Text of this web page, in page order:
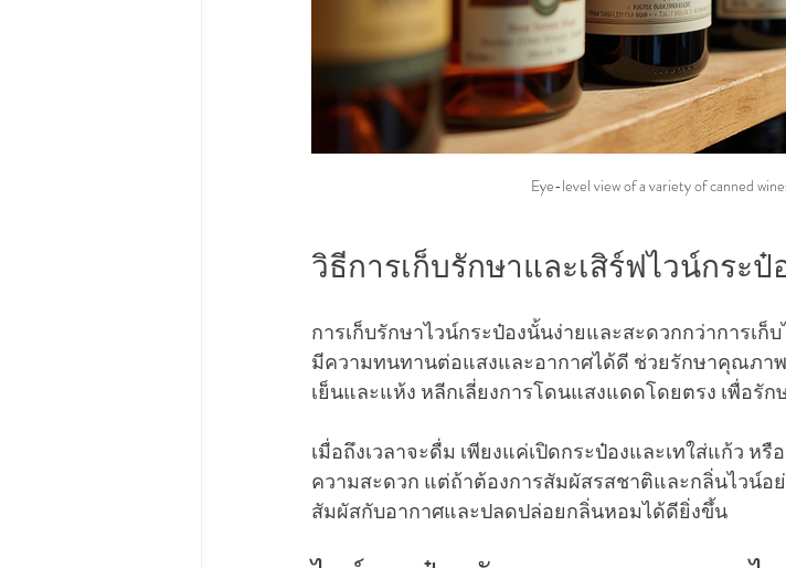
Eye-level view of a variety of canned
วิธีการเก็บรักษาและเสิร์ฟไวน์กระป๋
การเก็บรักษาไวน์กระป๋องนั้นง่ายและสะดวกกว่าการเก็
มีความทนทานต่อแสงและอากาศได้ดี ช่วยรักษาคุณภา
เย็นและแห้ง หลีกเลี่ยงการโดนแสงแดดโดยตรง เพื่อรั
เมื่อถึงเวลาจะดื่ม เพียงแค่เปิดกระป๋องและเทใส่แก้ว ห
ความสะดวก แต่ถ้าต้องการสัมผัสรสชาติและกลิ่นไวน์อ
สัมผัสกับอากาศและปลดปล่อยกลิ่นหอมได้ดียิ่งขึ้น